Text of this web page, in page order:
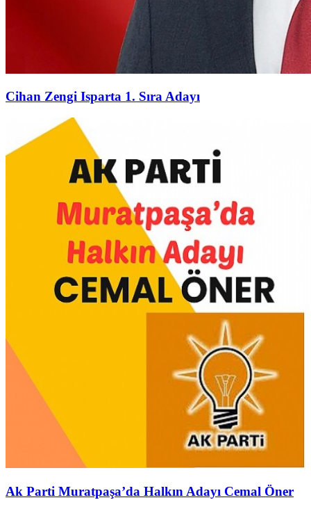
Cihan Zengi Isparta 1. Sıra Adayı
Ak Parti Muratpaşa’da Halkın Adayı Cemal Öner